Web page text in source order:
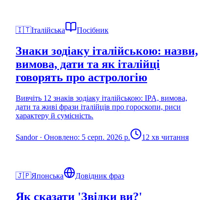
🇮🇹Італійська Посібник
Знаки зодіаку італійською: назви,
вимова, дати та як італійці
говорять про астрологію
Вивчіть 12 знаків зодіаку італійською: IPA, вимова,
дати та живі фрази італійців про гороскопи, риси
характеру й сумісність.
Sandor· Оновлено: 5 серп. 2026 р. 12 хв читання
🇯🇵Японська Довідник фраз
Як сказати 'Звідки ви?'